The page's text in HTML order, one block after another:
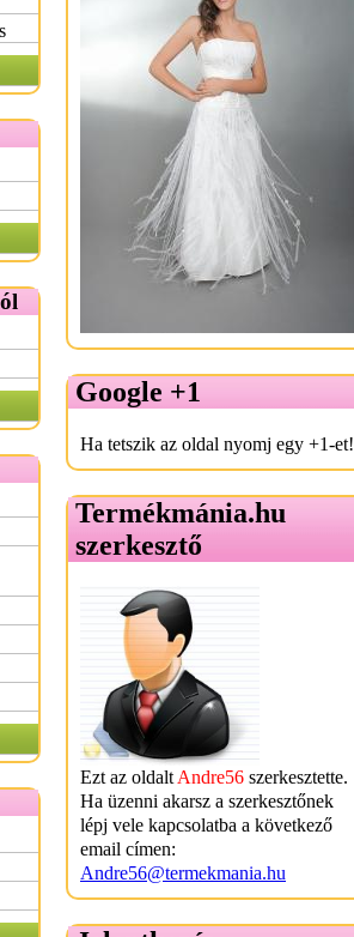
Google +1
Ha tetszik az oldal nyomj egy +1-et!
Termékmánia.hu
szerkesztő
Ezt az oldalt Andre56 szerkesztette.
Ha üzenni akarsz a szerkesztőnek
lépj vele kapcsolatba a következő
email címen:
Andre56@termekmania.hu